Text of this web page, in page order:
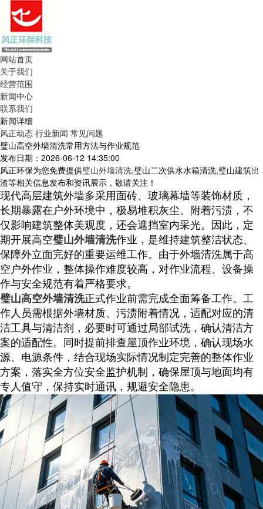
网站首页
关于我们
经营范围
新闻中心
联系我们
新闻详细
风正动态 行业新闻 常见问题
璧山高空外墙清洗常用方法与作业规范
发布日期：2026-06-12 14:35:00
风正环保为您免费提供璧山外墙清洗,璧山二次供水水箱清洗,璧山建筑出
渣等相关信息发布和资讯展示，敬请关注！
现代高层建筑外墙多采用面砖、玻璃幕墙等装饰材质，
长期暴露在户外环境中，极易堆积灰尘、附着污渍，不
仅影响建筑整体美观度，还会遮挡室内采光。因此，定
期开展高空璧山外墙清洗作业，是维持建筑整洁状态、
保障外立面完好的重要运维工作。由于外墙清洗属于高
空户外作业，整体操作难度较高，对作业流程、设备操
作与安全规范有着严格要求。
璧山高空外墙清洗正式作业前需完成全面筹备工作。工
作人员需根据外墙材质、污渍附着情况，适配对应的清
洁工具与清洁剂，必要时可通过局部试洗，确认清洁方
案的适配性。同时提前排查屋顶作业环境，确认现场水
源、电源条件，结合现场实际情况制定完善的整体作业
方案，落实全方位安全监护机制，确保屋顶与地面均有
专人值守，保持实时通讯，规避安全隐患。